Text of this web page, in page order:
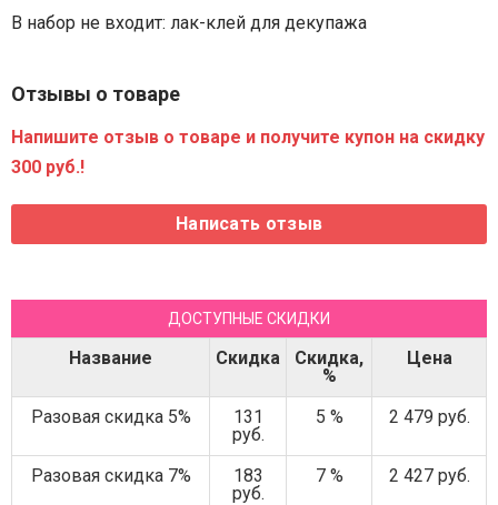
В набор не входит: лак-клей для декупажа
Отзывы о товаре
Напишите отзыв о товаре и получите купон на скидку
300 руб.!
ДОСТУПНЫЕ СКИДКИ
Название Скидка
Скидка,
%
Цена
Разовая скидка 5%
131
руб.
5 % 2 479 руб.
Разовая скидка 7%
183
руб.
7 % 2 427 руб.